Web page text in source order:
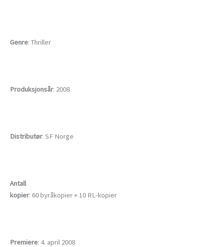
Genre: Thriller
Produksjonsår: 2008
Distributør: SF Norge
Antall
kopier: 60 byråkopier + 10 RL-kopier
Premiere: 4. april 2008